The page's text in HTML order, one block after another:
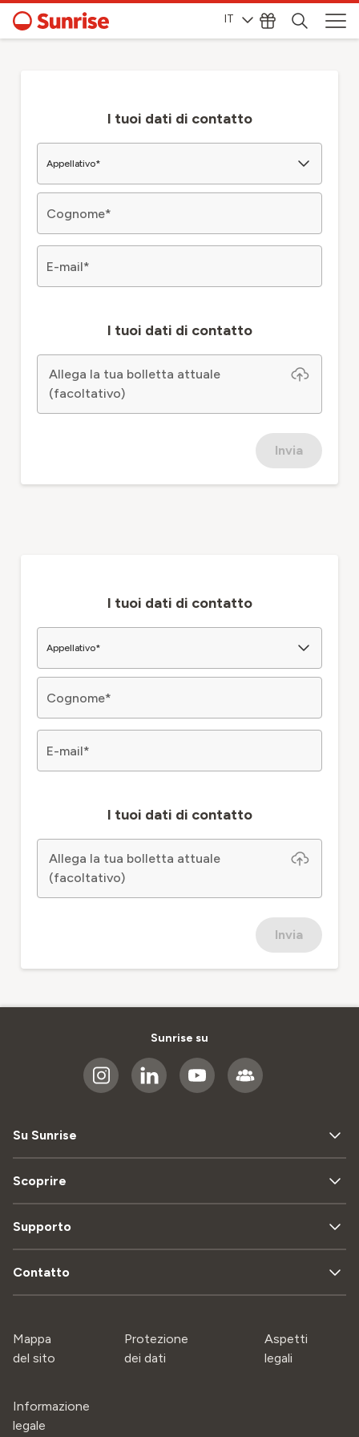
IT
I tuoi dati di contatto
Appellativo*
Cognome*
E-mail*
I tuoi dati di contatto
Allega la tua bolletta attuale
(facoltativo)
Invia
I tuoi dati di contatto
Appellativo*
Cognome*
E-mail*
I tuoi dati di contatto
Allega la tua bolletta attuale
(facoltativo)
Invia
Sunrise su
Su Sunrise
Scoprire
Supporto
Contatto
Mappa
del sito
Protezione
dei dati
Aspetti
legali
Informazione
legale